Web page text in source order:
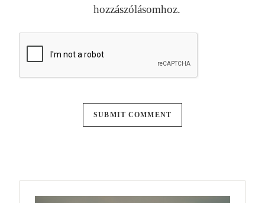
hozzászólásomhoz.